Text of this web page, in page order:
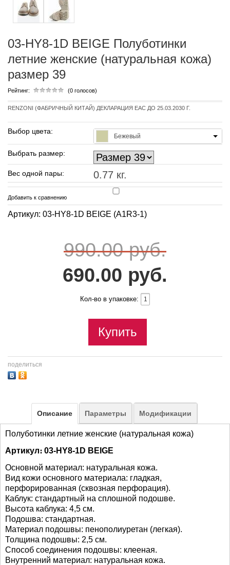
03-HY8-1D BEIGE Полуботинки
летние женские (натуральная кожа)
размер 39
Рейтинг: (0 голосов)
RENZONI (ФАБРИЧНЫЙ КИТАЙ) ДЕКЛАРАЦИЯ EAC ДО 25.03.2030 Г.
Выбор цвета:
Бежевый
Выбрать размер:
Вес одной пары: 0.77 кг.
Добавить к сравнению
Артикул: 03-HY8-1D BEIGE (A1R3-1)
990.00 руб.
690.00 руб.
Кол-во в упаковке:
Купить
поделиться
Описание Параметры Модификации
Полуботинки летние женские (натуральная кожа)
Артикул։ 03-HY8-1D BEIGE
Основной материал: натуральная кожа.
Вид кожи основного материала: гладкая,
перфорированная (сквозная перфорация).
Каблук: стандартный на сплошной подошве.
Высота каблука: 4,5 см.
Подошва: стандартная.
Материал подошвы: пенополиуретан (легкая).
Толщина подошвы: 2,5 см.
Способ соединения подошвы: клееная.
Внутренний материал: натуральная кожа.